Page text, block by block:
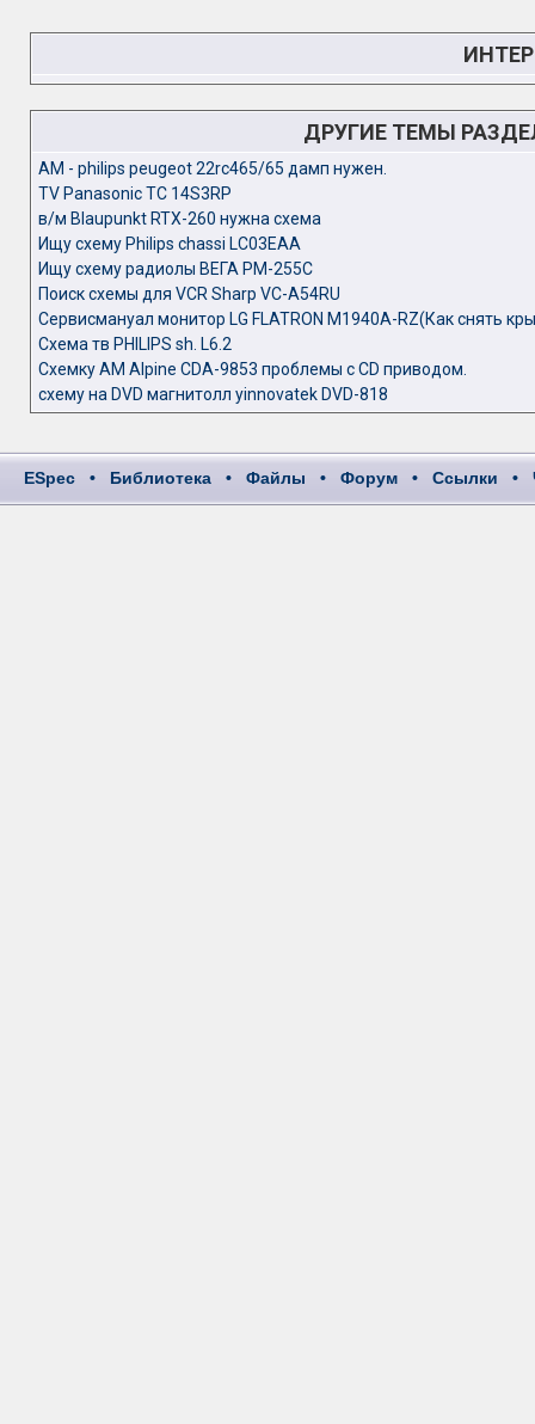
ДРУГИЕ ТЕМЫ
AM - philips peugeot 22rc465/65 дамп нужен.
TV Panasonic TC 14S3RP
в/м Blaupunkt RTX-260 нужна схема
Ищу схему Philips chassi LC03EAA
Ищу схему радиолы ВЕГА РМ-255С
Поиск схемы для VCR Sharp VC-A54RU
Сервисмануал монитор LG FLATRON M1940A-RZ(Как снять
Схема тв PHILIPS sh. L6.2
Схемку АМ Alpine CDA-9853 проблемы с CD приводом.
схему на DVD магнитолл уinnovatek DVD-818
ESpec • Библиотека • Файлы • Форум • Ссылки •